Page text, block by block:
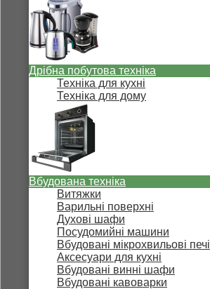
Дрібна побутова техніка
Техніка для кухні
Техніка для дому
Вбудована техніка
Витяжки
Варильні поверхні
Духові шафи
Посудомийні машини
Вбудовані мікрохвильові печі
Аксесуари для кухні
Вбудовані винні шафи
Вбудовані кавоварки